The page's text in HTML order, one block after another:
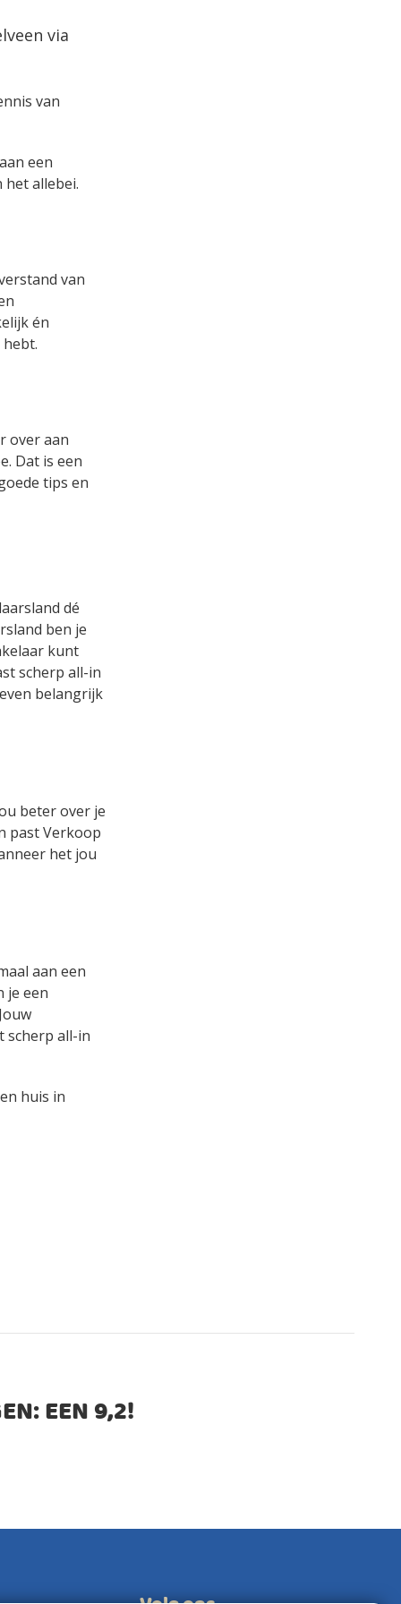
via
van
een
het allebei.
van
én
over aan
Dat is een
tips en
dé
ben je
kunt
scherp all-in
belangrijk
beter over je
past Verkoop
het jou
aan een
je een
scherp all-in
huis in
EEN9,2!